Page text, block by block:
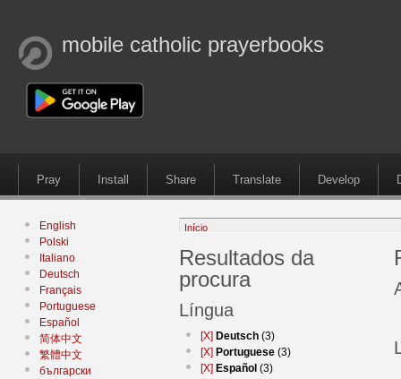
mobile catholic prayerbooks
Pray Install Share Translate Develop
English
Polski
Italiano
Deutsch
Français
Portuguese
Español
简体中文
繁體中文
български
Início
Resultados da
procura
Língua
[X] Deutsch (3)
[X] Portuguese (3)
[X] Español (3)